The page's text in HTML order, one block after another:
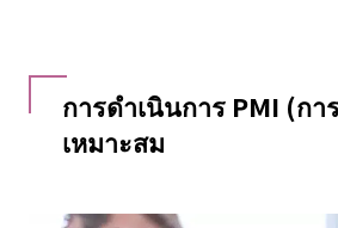
การดำเนินการ PMI (ก
เหมาะสม